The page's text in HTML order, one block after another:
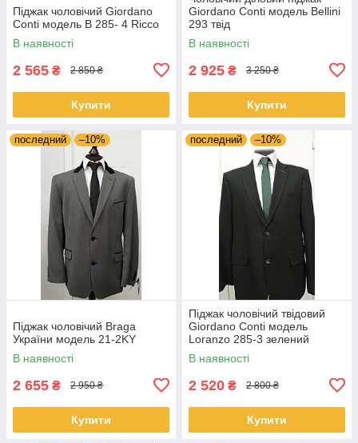
Піджак чоловічий Giordano
Conti модель В 285- 4 Ricco
В наявності
2 565 ₴ 2 850 ₴
Купити
Giordano Conti модель Bellini
293 твід
В наявності
2 925 ₴ 3 250 ₴
Купити
последний –10%
Піджак чоловічий Braga
України модель 21-2KY
В наявності
2 655 ₴ 2 950 ₴
Купити
последний –10%
Піджак чоловічий твідовий
Giordano Conti модель
Loranzo 285-3 зелений
В наявності
2 520 ₴ 2 800 ₴
Купити